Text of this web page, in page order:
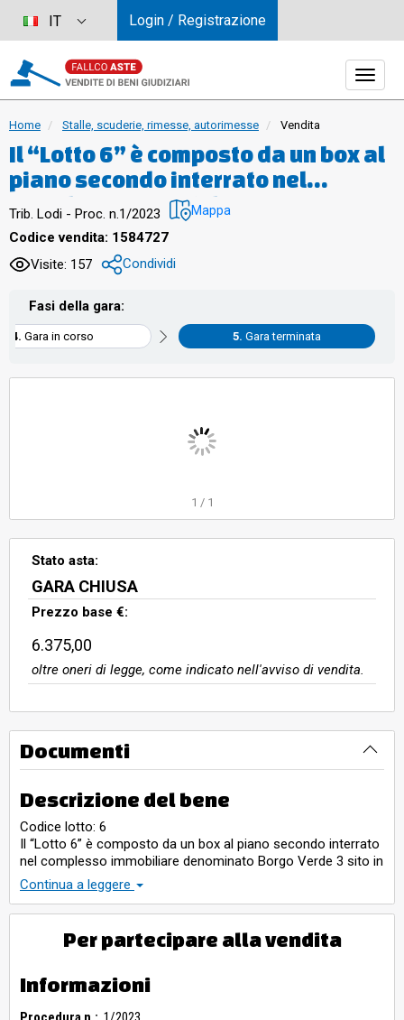
Home Stalle, scuderie, rimesse, autorimesse Vendita
Il “Lotto 6” è composto da un box al
piano secondo interrato nel
complesso immobiliare
denominato Borgo Verde 3 sito in
Comune di Songavazzo (BG) via
Europa Unita n. 14. (secondo
esperimento)
Trib. Lodi - Proc. n.1/2023 Mappa
Codice vendita: 1584727
Visite: 157
Condividi
Fasi della gara:
Gara in corso Gara terminata
1 / 1
Stato asta:
GARA CHIUSA
Prezzo base €:
6.375,00
oltre oneri di legge, come indicato nell'avviso di vendita.
Documenti
Descrizione del bene
Codice lotto: 6
Il “Lotto 6” è composto da un box al piano secondo interrato
nel complesso immobiliare denominato Borgo Verde 3 sito in
Comune di Songavazzo (BG) via Europa Unita n. 14. (secondo
esperimento)
Continua a leggere
Per partecipare alla vendita
Informazioni
IT Login / Registrazione